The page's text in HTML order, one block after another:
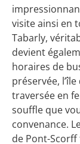
visite ainsi en
Tabarly,
devient
horaires de
préservée,
traversée en
souffle que
convenance.
de Pont-